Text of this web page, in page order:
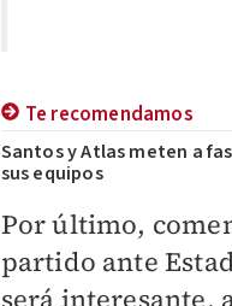
Te recomendamos
Santos y Atlas meten a
sus equipos
Por último,
partido ante